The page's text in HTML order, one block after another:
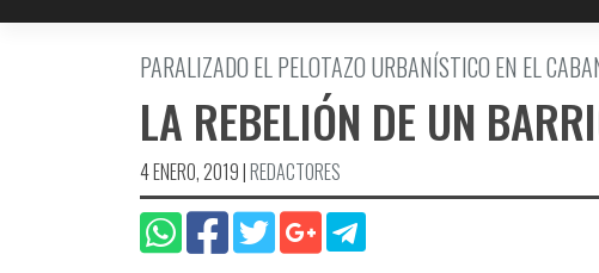
PARALIZADO EL PELOTAZO URBANÍ­STICO EN EL
LA REBELIÓN DE UN
4 ENERO, 2019|REDACTORES